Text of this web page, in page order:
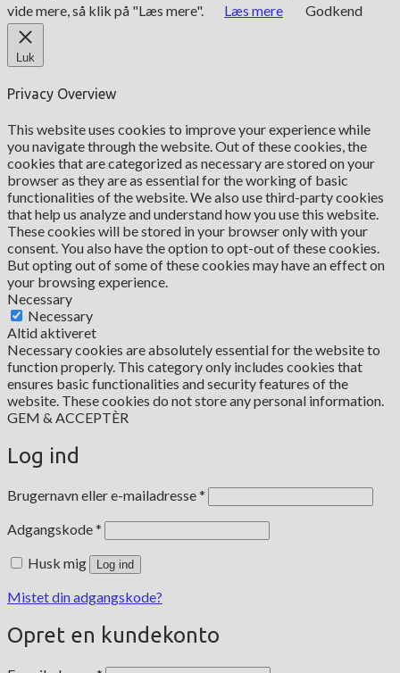
vide mere, så klik på "Læs mere".
Læs mere Godkend
Luk
Privacy Overview
This website uses cookies to improve your experience while
you navigate through the website. Out of these cookies, the
cookies that are categorized as necessary are stored on your
browser as they are as essential for the working of basic
functionalities of the website. We also use third-party cookies
that help us analyze and understand how you use this website.
These cookies will be stored in your browser only with your
consent. You also have the option to opt-out of these cookies.
But opting out of some of these cookies may have an effect on
your browsing experience.
Necessary
Necessary
Altid aktiveret
Necessary cookies are absolutely essential for the website to
function properly. This category only includes cookies that
ensures basic functionalities and security features of the
website. These cookies do not store any personal information.
GEM & ACCEPTÈR
Log ind
Brugernavn eller e-mailadresse*
Adgangskode*
Husk mig Log ind
Mistet din adgangskode?
Opret en kundekonto